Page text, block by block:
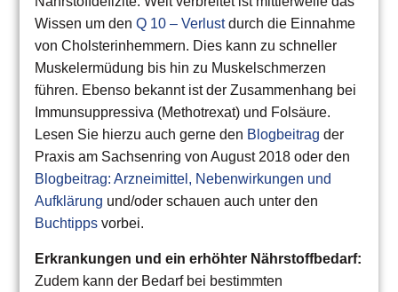
Wissen um den Q 10 – Verlustdurch die Einnahme
von Cholsterinhemmern. Dies kann zu schneller
Muskelermüdung bis hin zu Muskelschmerzen
führen. Ebenso bekannt ist der Zusammenhang bei
Immunsuppressiva (Methotrexat) und Folsäure.
Lesen Sie hierzu auch gerne den Blogbeitrag der
Praxis am Sachsenring von August 2018 oder den
Blogbeitrag: Arzneimittel, Nebenwirkungen und
Aufklärung und/oder schauen auch unter den
Buchtippsvorbei.
Erkrankungen und ein erhöhter Nährstoffbedarf:
Zudem kann der Bedarf bei bestimmten